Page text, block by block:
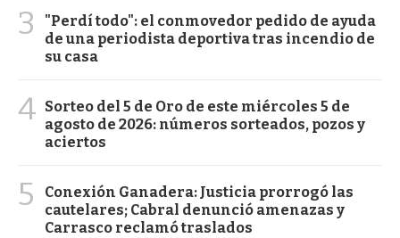
3
"Perdí todo": el conmovedor pedido de ayuda
de una periodista deportiva tras incendio de
su casa
4 Sorteo del 5 de Oro de este miércoles 5 de
agosto de 2026: números sorteados, pozos y
aciertos
5
Conexión Ganadera: Justicia prorrogó las
cautelares; Cabral denunció amenazas y
Carrasco reclamó traslados